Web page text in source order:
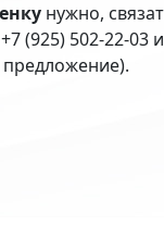
нужно,
(925) 502-22-03